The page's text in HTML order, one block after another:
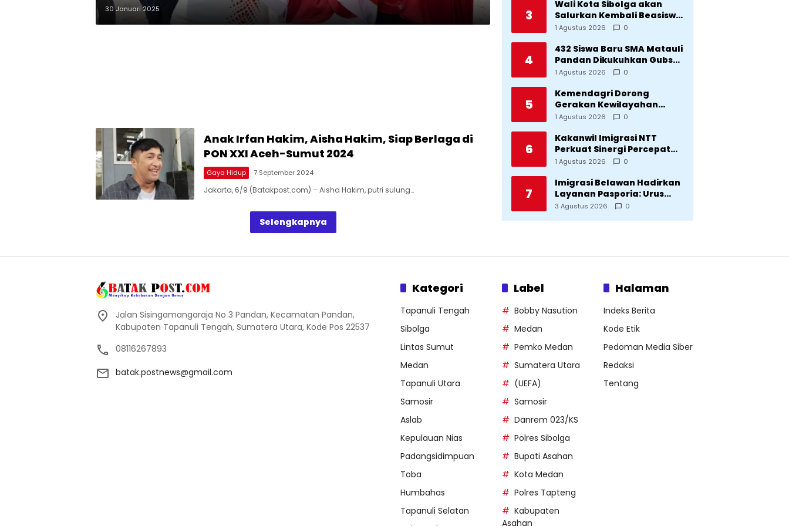
30 Januari 2025
Anak Irfan Hakim, Aisha Hakim, Siap Berlaga di
PON XXI Aceh-Sumut 2024
Gaya Hidup 7 September 2024
Jakarta, 6/9 (Batakpost.com) – Aisha Hakim, putri sulung…
Selengkapnya
dan Provinsi Diklaim
Kerjaan Tapteng
3
Wali Kota Sibolga akan
Salurkan Kembali Beasiswa
Rp1 Miliar: Diproritaskan
Bencana
1 Agustus 2026 0
4
432 Siswa Baru SMA Matauli
Pandan Dikukuhkan Gubsu:
32 Tahun Matauli Cetak
1 Agustus 2026 0
5
Kemendagri Dorong
Gerakan Kewilayahan
Lawan Tuberkulosis
1 Agustus 2026 0
6
Kakanwil Imigrasi NTT
Perkuat Sinergi Percepat
Pembentukan Kantor
1 Agustus 2026 0
7
Imigrasi Belawan Hadirkan
Layanan Pasporia: Urus
Paspor di Hari Libur
3 Agustus 2026 0
Jalan Sisingamangaraja No 3 Pandan, Kecamatan Pandan,
Kabupaten Tapanuli Tengah, Sumatera Utara, Kode Pos 22537
08116267893
batak.postnews@gmail.com
Kategori
Tapanuli Tengah
Sibolga
Lintas Sumut
Medan
Tapanuli Utara
Samosir
Aslab
Kepulauan Nias
Padangsidimpuan
Toba
Humbahas
Tapanuli Selatan
Label
Bobby Nasution
Medan
Pemko Medan
Sumatera Utara
(UEFA)
Samosir
Danrem 023/KS
Polres Sibolga
Bupati Asahan
Kota Medan
Polres Tapteng
Kabupaten
Asahan
Halaman
Indeks Berita
Kode Etik
Pedoman Media Siber
Redaksi
Tentang